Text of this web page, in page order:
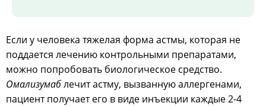
Если у человека тяжелая форма астмы, которая не
поддается лечению контрольными препаратами,
можно попробовать биологическое средство.
Омализумаблечит астму, вызванную аллергенами,
пациент получает его в виде инъекции каждые 2-4